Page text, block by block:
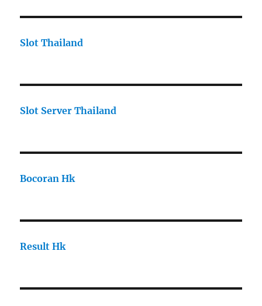
Slot Thailand
Slot Server Thailand
Bocoran Hk
Result Hk